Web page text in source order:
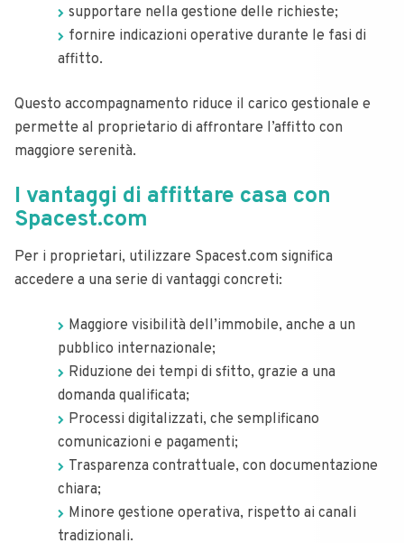
supportare nella gestione delle richieste;
fornire indicazioni operative durante le fasi di
affitto.
Questo accompagnamento riduce il carico gestionale e
permette al proprietario di affrontare l’affitto con
maggiore serenità.
I vantaggi di affittare casa con
Spacest.com
Per i proprietari, utilizzare Spacest.com significa
accedere a una serie di vantaggi concreti:
Maggiore visibilità dell’immobile, anche a un
pubblico internazionale;
Riduzione dei tempi di sfitto, grazie a una
domanda qualificata;
Processi digitalizzati, che semplificano
comunicazioni e pagamenti;
Trasparenza contrattuale, con documentazione
chiara;
Minore gestione operativa, rispetto ai canali
tradizionali.